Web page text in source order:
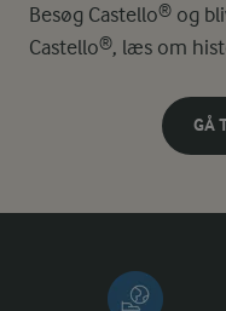
Besøg Castello® og
Castello®, læs om
GÅ